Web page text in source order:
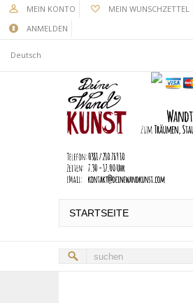
MEIN KONTO MEIN WUNSCHZETTEL
ANMELDEN
Deutsch